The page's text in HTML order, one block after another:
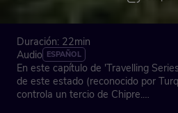
Duración: 22min
Audio ESPAÑOL
En este capítulo de 'Travelling
de este estado (reconocido por
controla un tercio de Chipre.